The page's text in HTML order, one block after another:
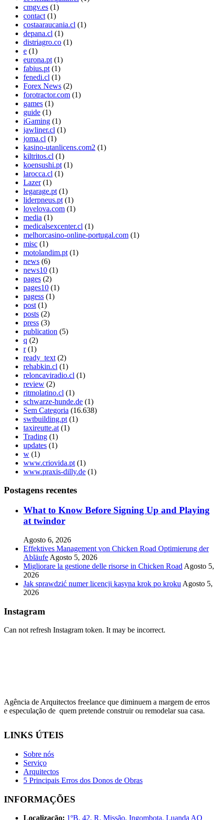
cmgv.es (1)
contact (1)
costaaraucania.cl (1)
depana.cl (1)
distriagro.co (1)
e (1)
eurona.pt (1)
fabius.pt (1)
fenedi.cl (1)
Forex News (2)
forotractor.com (1)
games (1)
guide (1)
iGaming (1)
jawliner.cl (1)
joma.cl (1)
kasino-utanlicens.com2 (1)
kiltritos.cl (1)
koensushi.pt (1)
larocca.cl (1)
Lazer(1)
legarage.pt (1)
liderpneus.pt (1)
lovelova.com (1)
media (1)
medicalsexcenter.cl (1)
melhorcasino-online-portugal.com (1)
misc (1)
motolandim.pt (1)
news (6)
news10 (1)
pages (2)
pages10 (1)
pagess (1)
post (1)
posts (2)
press (3)
publication (5)
q (2)
r(1)
ready_text (2)
rehabkin.cl (1)
reloncaviradio.cl (1)
review (2)
ritmolatino.cl (1)
schwarze-hunde.de (1)
Sem Categoria (16.638)
swtbuilding.pt (1)
taxireutte.at (1)
Trading (1)
updates (1)
w (1)
www.criovida.pt (1)
www.praxis-dilly.de (1)
Postagens recentes
What to Know Before Signing Up and Playing
at twindor
Agosto 6, 2026
Effektives Management von Chicken Road Optimierung der
Abläufe Agosto 5, 2026
Migliorare la gestione delle risorse in Chicken Road Agosto 5,
2026
Jak sprawdzić numer licencji kasyna krok po kroku Agosto 5,
2026
Instagram
Can not refresh Instagram token. It may be incorrect.
Agência de Arquitectos freelance que diminuem a margem de erros
e especulação de quem pretende construir ou remodelar sua casa.
LINKS ÚTEIS
Sobre nós
Serviço
Arquitectos
5 Principais Erros dos Donos de Obras
INFORMAÇÕES
Localização: 1ºB, 42, R. Missão, Ingombota, Luanda AO